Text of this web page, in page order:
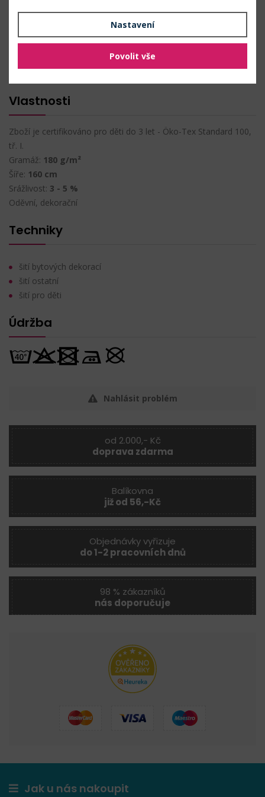
PŘIDAT DO OBLÍBENÝCH
Složení
Vlastnosti
Zboží je certifikováno pro děti do 3 let - Öko-Tex Standard 100,
tř. I.
Gramáž: 180 g/m²
Šíře: 160 cm
Srážlivost: 3 - 5 %
Oděvní, dekorační
Techniky
šití bytových dekorací
šití ostatní
šití pro děti
Údržba
Nahlásit problém
od 2.000,- Kč
doprava zdarma
Balíkovna
již od 56,-Kč
Objednávky vyřizuje
do 1-2 pracovních dnů
98 % zákazníků
nás doporučuje
Jak u nás nakoupit
Nastavení
Povolit vše